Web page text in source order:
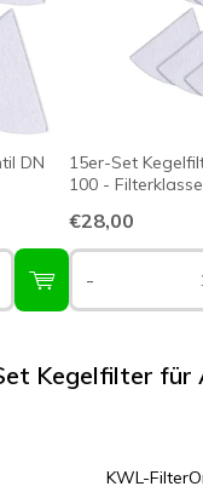
DN
15er-Set
100 -
€28,00
-
Kegelfilter
KWL-